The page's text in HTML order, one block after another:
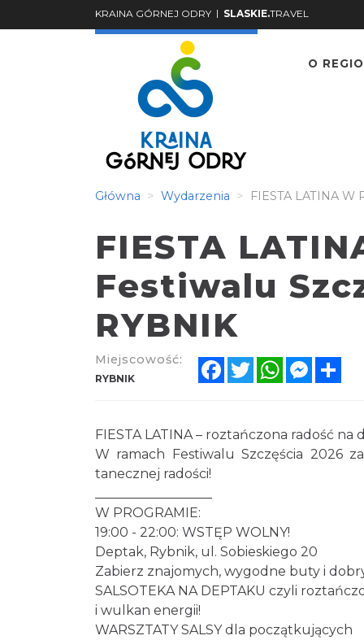
KRAINA GÓRNEJ ODRY | SLASKIE.TRAVEL
O
Główna Wydarzenia FIESTA LATINA W
FIESTA
Festiwalu
RYBNIK
Miejscowość:
RYBNIK
FacebookTwitterWhatsApp
FIESTA LATINA – roztańczona radość na
W ramach Festiwalu Szczęścia 2026
tanecznej radości!
W PROGRAMIE:
19:00 - 22:00: WSTĘP WOLNY!
Deptak, Rybnik, ul. Sobieskiego 20
Zabierz znajomych, wygodne buty i
SALSOTEKA NA DEPTAKU czyli
i wulkan energii!
WARSZTATY SALSY dla początkujących